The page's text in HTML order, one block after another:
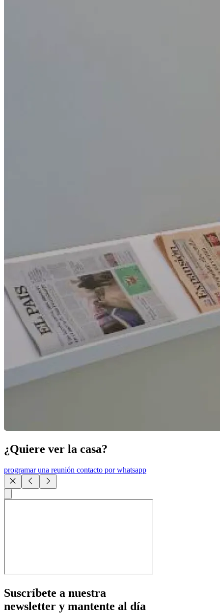
¿Quiere ver la casa?
programar una reunión contacto por whatsapp
Suscríbete a nuestra
newsletter y mantente al día